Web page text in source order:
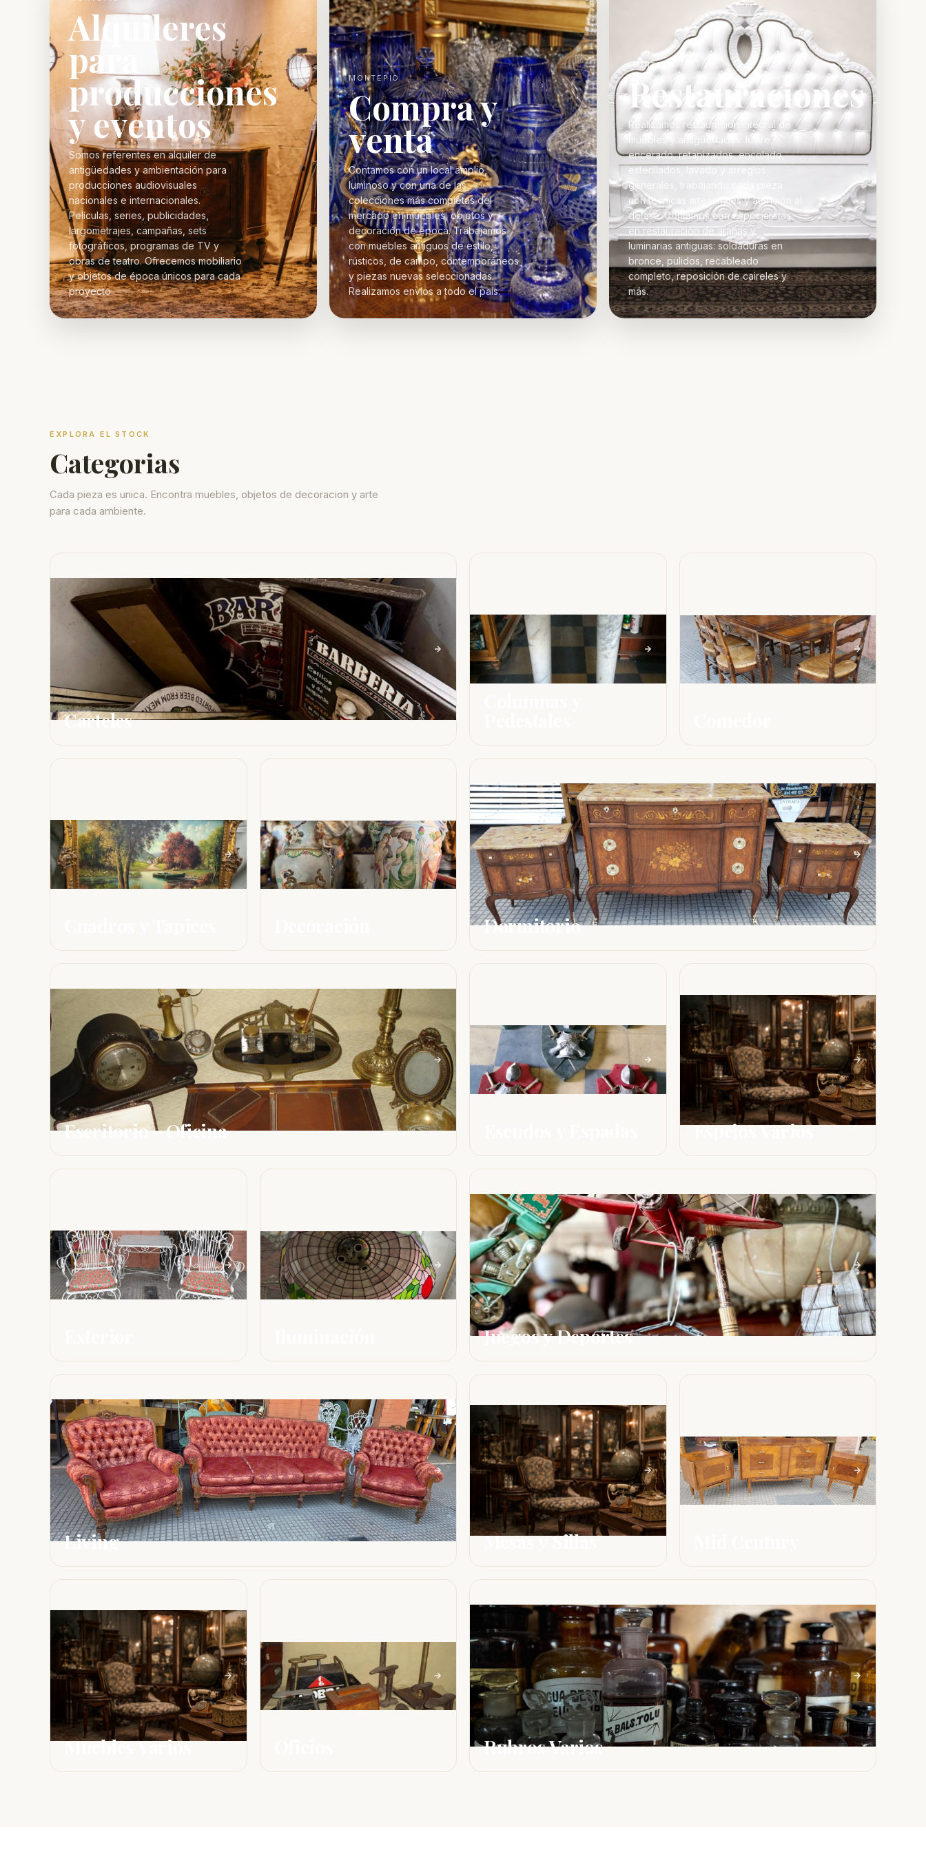
Alquileres
para
producciones
y eventos
Somos referentes en alquiler de
antigüedades y ambientación para
producciones audiovisuales
nacionales e internacionales.
Películas, series, publicidades,
largometrajes, campañas, sets
fotográficos, programas de TV y
obras de teatro. Ofrecemos mobiliario
y objetos de época únicos para cada
proyecto.
MONTEPIO
Compra y
venta
Contamos con un local amplio,
luminoso y con una de las
colecciones más completas del
mercado en muebles, objetos y
decoración de época. Trabajamos
con muebles antiguos de estilo,
rústicos, de campo, contemporáneos
y piezas nuevas seleccionadas.
Realizamos envíos a todo el país.
MONTEPIO
Restauraciones
Realizamos restauración integral de
muebles y antigüedades: lustre,
encerado, retapizados, encolado,
esterillados, lavado y arreglos
generales, trabajando cada pieza
con técnicas artesanales y atención al
detalle. Contamos con especialistas
en restauración de arañas y
luminarias antiguas: soldaduras en
bronce, pulidos, recableado
completo, reposición de caireles y
más.
EXPLORA EL STOCK
Categorias
Cada pieza es unica. Encontra muebles, objetos de decoracion y arte
para cada ambiente.
Carteles
Dormitorio
Escritorio - Oficina Espejos Varios
Juegos y Deportes
Living Mesas y Sillas
Muebles Varios Rubros Varios